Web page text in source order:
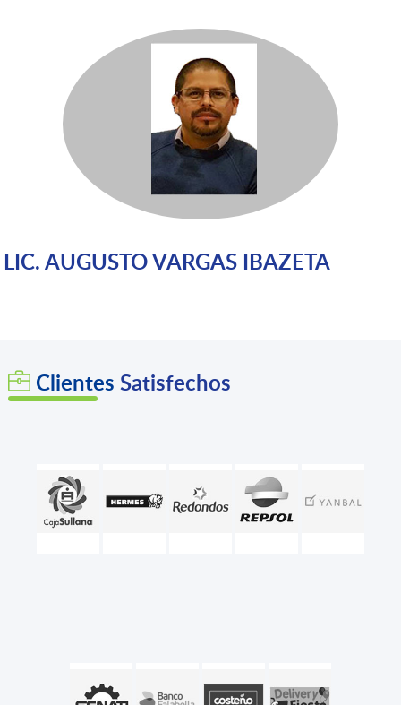
LIC. AUGUSTO VARGAS IBAZETA
Clientes Satisfechos